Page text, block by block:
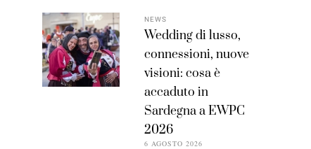
NEWS
Wedding di lusso,
connessioni, nuove
visioni: cosa è
accaduto in
Sardegna a EWPC
2026
6 AGOSTO 2026